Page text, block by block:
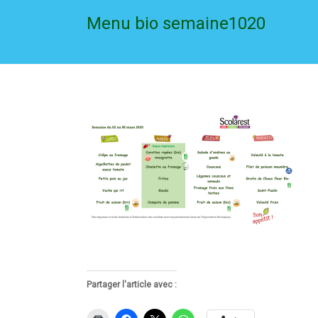
Menu bio semaine1020
Partager l'article avec :